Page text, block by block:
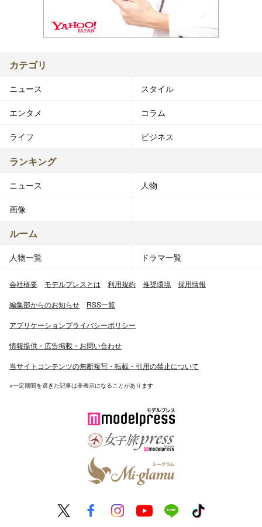
カテゴリ
ニュース スタイル
エンタメ コラム
ライフ ビジネス
ランキング
ニュース 人物
画像
ルーム
人物一覧 ドラマ一覧
会社概要 モデルプレスとは 利用規約 推奨環境 採用情報
編集部からのお知らせ RSS一覧
アプリケーションプライバシーポリシー
情報提供・広告掲載・お問い合わせ
当サイトコンテンツの無断複写・転載・引用の禁止について
※一定期間を過ぎた記事は非表示になることがあります